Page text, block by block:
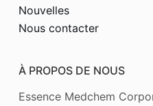
Nouvelles
Nous contacter
À PROPOS DE NOUS
Essence Medchem